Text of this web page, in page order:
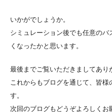
いかがでしょうか。
シミュレーション後でも任意の
くなったかと思います。
最後までご覧いただきましてあり
これからもブログを通じて、皆
す。
次回のブログもどうぞよろしくお